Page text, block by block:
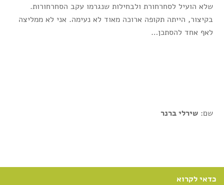
כדאי לקרוא
שלא הועיל לסחרחורת ולבחילות שנגרמו עקב הסחרחורות.
בקיצור, הייתה תקופה ארוכה מאוד לא נעימה. אני לא ממליצה
לאף אחד להסתכן…
שם:שירלי ברנר